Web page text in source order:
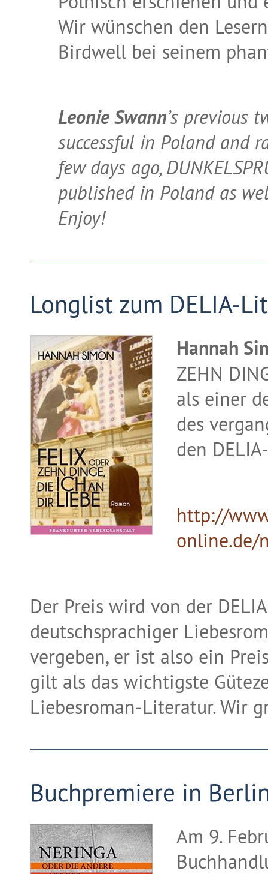
Wir wünschen den
Birdwell bei seinem
Leonie Swann’s previous
successful in Poland and
few days ago,
published in Poland as
Enjoy!
Longlist zum DELIA-
Hannah
ZEHN
als einer
des
den
http://
online.de/
Der Preis wird von der
deutschsprachiger
vergeben, er ist also ein
gilt als das wichtigste
Liebesroman-Literatur. Wir
Buchpremiere in
Am 9.